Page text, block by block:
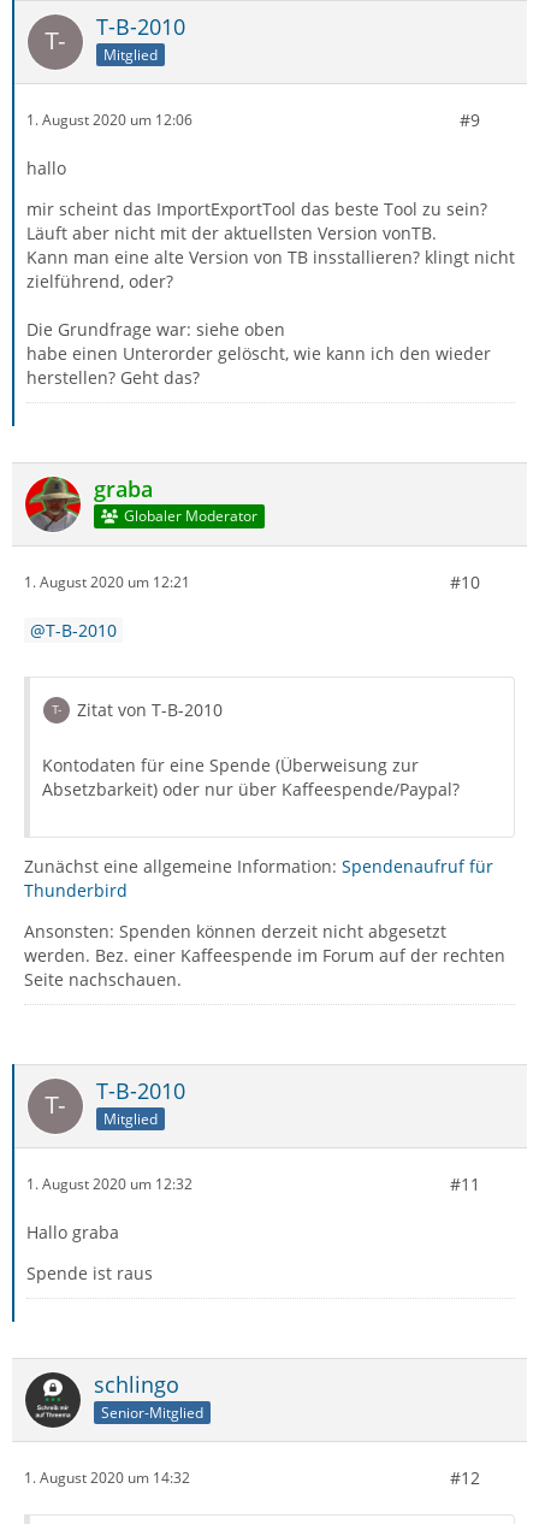
T-B-2010
Mitglied
1. August 2020 um 12:06 #9
hallo
mir scheint das ImportExportTool das beste Tool zu sein?
Läuft aber nicht mit der aktuellsten Version vonTB.
Kann man eine alte Version von TB insstallieren? klingt nicht
zielführend, oder?
Die Grundfrage war: siehe oben
habe einen Unterorder gelöscht, wie kann ich den wieder
herstellen? Geht das?
graba
Globaler Moderator
1. August 2020 um 12:21 #10
T-B-2010
Zitat von T-B-2010
Kontodaten für eine Spende (Überweisung zur
Absetzbarkeit) oder nur über Kaffeespende/Paypal?
Zunächst eine allgemeine Information: Spendenaufruf für
Thunderbird
Ansonsten: Spenden können derzeit nicht abgesetzt
werden. Bez. einer Kaffeespende im Forum auf der rechten
Seite nachschauen.
T-B-2010
Mitglied
1. August 2020 um 12:32 #11
Hallo graba
Spende ist raus
schlingo
Senior-Mitglied
1. August 2020 um 14:32 #12